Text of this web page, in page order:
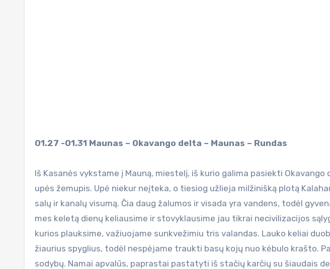
01.27 -01.31 Maunas – Оkavango delta – Маunas – Rundas
Iš Kasanės vykstame į Mauną, miestelį, iš kurio galima pasiekti Okavango
upės žemupis. Upė niekur neįteka, o tiesiog užlieja milžinišką plotą
salų ir kanalų visumą. Čia daug žalumos ir visada yra vandens, todėl
mes keletą dienų keliausime ir stovyklausime jau tikrai necivilizacijos
kurios plauksime, važiuojame sunkvežimiu tris valandas. Lauko keliai
žiaurius spyglius, todėl nespėjame traukti basų kojų nuo kėbulo krašto.
sodybų. Namai apvalūs, paprastai pastatyti iš stačių karčių su šiaudais